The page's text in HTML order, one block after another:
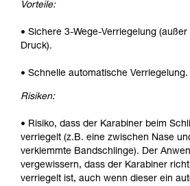
Vorteile:
• Sichere 3-Wege-Verriegelung
Druck).
• Schnelle automatische Verriegelung.
Risiken:
• Risiko, dass der Karabiner beim
verriegelt (z.B. eine zwischen Nase
verklemmte Bandschlinge). Der
vergewissern, dass der Karabiner
verriegelt ist, auch wenn dieser ein